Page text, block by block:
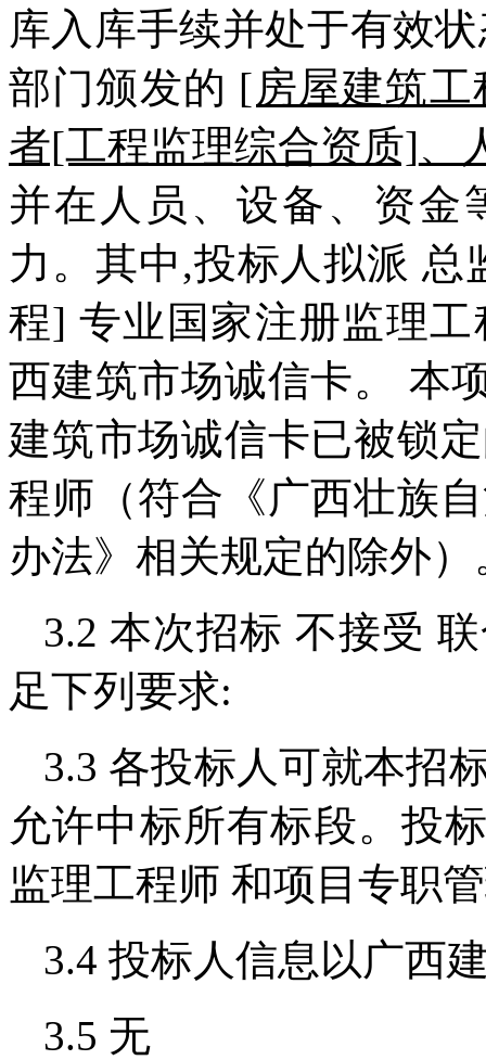
库入库手续并处于有效
部门颁发的 [房屋建筑
者[工程监理综合资质]、
并在人员、设备、资金
力。其中,投标人拟派
程] 专业国家注册监理
西建筑市场诚信卡。 本
建筑市场诚信卡已被锁
程师（符合《广西壮族
办法》相关规定的除外）
3.2 本次招标 不接受
足下列要求:
3.3 各投标人可就本招
允许中标所有标段。投
监理工程师 和项目专职
3.4 投标人信息以广西
3.5 无